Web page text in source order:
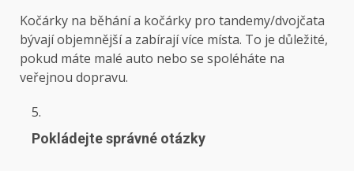
Kočárky na běhání a kočárky pro tandemy/dvojčata
bývají objemnější a zabírají více místa. To je důležité,
pokud máte malé auto nebo se spoléháte na
veřejnou dopravu.
Pokládejte správné otázky